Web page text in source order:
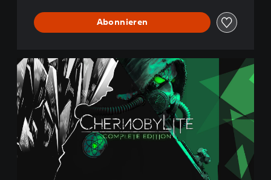
o
n
Abonnieren
C
h
e
r
n
b
y
l